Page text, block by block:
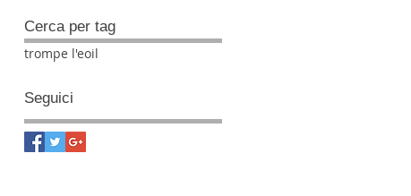
Cerca per tag
trompe l'eoil
Seguici